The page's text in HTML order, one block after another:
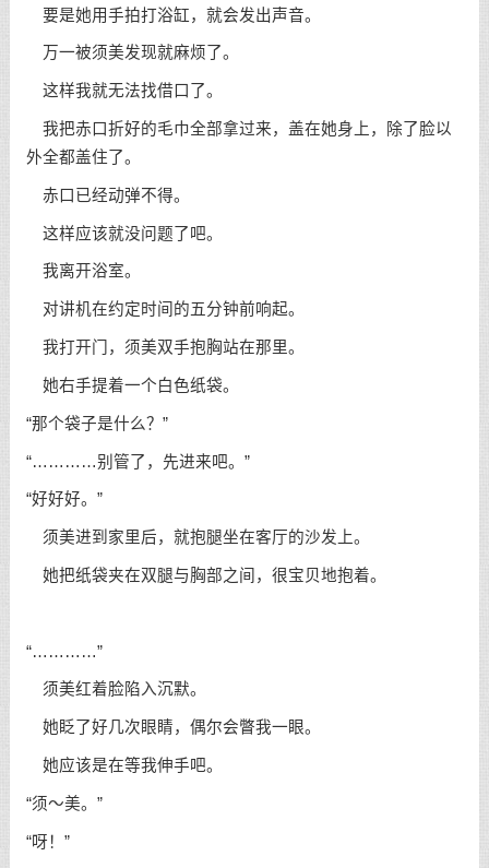
要是她用手拍打浴缸，就会发出声音。
万一被须美发现就麻烦了。
这样我就无法找借口了。
我把赤口折好的毛巾全部拿过来，盖在她身上，除了脸以
外全都盖住了。
赤口已经动弹不得。
这样应该就没问题了吧。
我离开浴室。
对讲机在约定时间的五分钟前响起。
我打开门，须美双手抱胸站在那里。
她右手提着一个白色纸袋。
“那个袋子是什么？”
“…………别管了，先进来吧。”
“好好好。”
须美进到家里后，就抱腿坐在客厅的沙发上。
她把纸袋夹在双腿与胸部之间，很宝贝地抱着。
“…………”
须美红着脸陷入沉默。
她眨了好几次眼睛，偶尔会瞥我一眼。
她应该是在等我伸手吧。
“须～美。”
“呀！”